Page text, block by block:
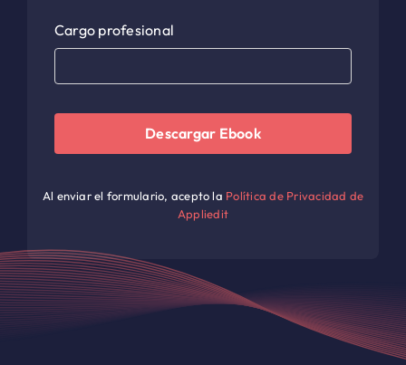
Cargo profesional
Descargar Ebook
Al enviar el formulario, acepto la Política de Privacidad de
Appliedit